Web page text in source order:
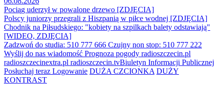
Pociąg uderzył w powalone drzewo [ZDJĘCIA]
Polscy juniorzy przegrali z Hiszpanią w piłce wodnej [ZDJĘCIA]
Chodnik na Piłsudskiego: "kobiety na szpilkach balety odstawiają"
[WIDEO, ZDJĘCIA]
Zadzwoń do studia: 510 777 666 Czujny non stop: 510 777 222
Wyślij do nas wiadomość Prognoza pogody radioszczecin.pl
radioszczecinextra.pl radioszczecin.tvBiuletyn Informacji Publicznej
Posłuchaj teraz Logowanie DUŻA CZCIONKA DUŻY
KONTRAST